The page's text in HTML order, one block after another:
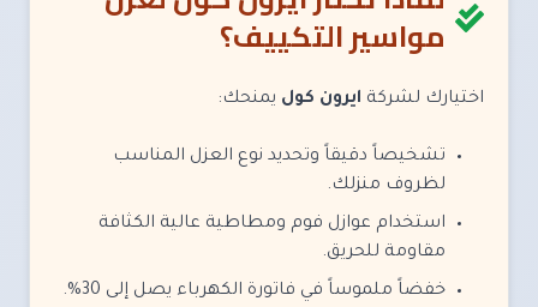
مواسير التكييف؟
اختيارك لشركة ايرون كول يمنحك:
تشخيصاً دقيقاً وتحديد نوع العزل المناسب
لظروف منزلك.
استخدام عوازل فوم ومطاطية عالية الكثافة
مقاومة للحريق.
خفضاً ملموساً في فاتورة الكهرباء يصل إلى 30%.